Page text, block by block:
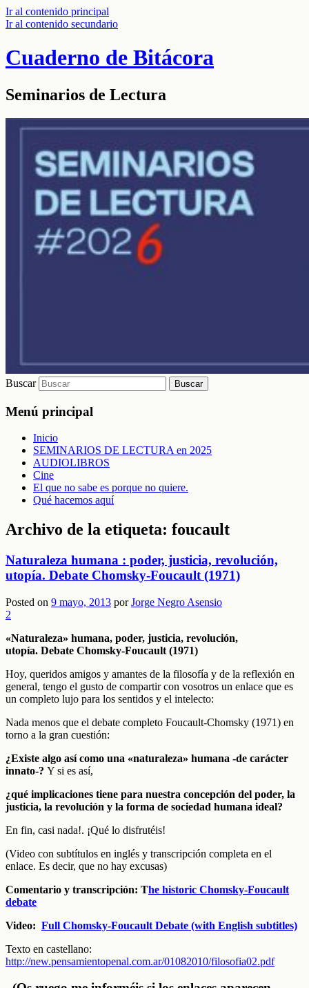
Ir al contenido principal
Ir al contenido secundario
Cuaderno de Bitácora
Seminarios de Lectura
Buscar
Menú principal
Inicio
SEMINARIOS DE LECTURA en 2025
AUDIOLIBROS
Cine
El que no sabe es porque no quiere.
Qué hacemos aquí
Archivo de la etiqueta: foucault
Naturaleza humana : poder, justicia, revolución,
utopía. Debate Chomsky-Foucault (1971)
Posted on 9 mayo, 2013 porJorge Negro Asensio
2
«Naturaleza» humana, poder, justicia, revolución,
utopía. Debate Chomsky-Foucault (1971)
Hoy, queridos amigos y amantes de la filosofía y de la reflexión en
general, tengo el gusto de compartir con vosotros un enlace que es
un completo lujo para los sentidos y el intelecto:
Nada menos que el debate completo Foucault-Chomsky (1971) en
torno a la gran cuestión:
¿Existe algo así como una «naturaleza» humana -de carácter
innato-? Y si es así,
¿qué implicaciones tiene para nuestra concepción del poder, la
justicia, la revolución y la forma de sociedad humana ideal?
En fin, casi nada!. ¡Qué lo disfrutéis!
(Video con subtítulos en inglés y transcripción completa en el
enlace. Es decir, que no hay excusas)
Comentario y transcripción: The historic Chomsky-Foucault
debate
Video: Full Chomsky-Foucault Debate (with English subtitles)
Texto en castellano:
http://new.pensamientopenal.com.ar/01082010/filosofia02.pdf